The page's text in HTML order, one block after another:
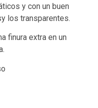
y con un buen
los transparentes.
finura extra en un